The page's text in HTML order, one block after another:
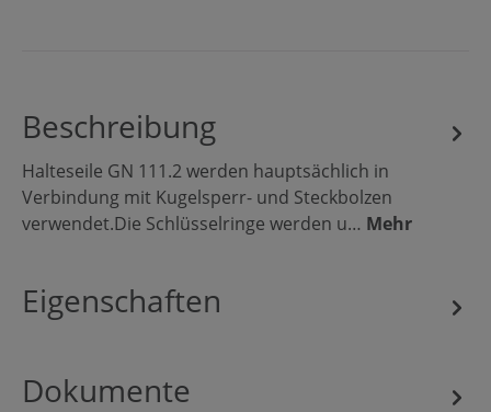
Beschreibung
Halteseile GN 111.2 werden hauptsächlich in
Verbindung mit Kugelsperr- und Steckbolzen
verwendet.Die Schlüsselringe werden u… Mehr
Eigenschaften
Dokumente